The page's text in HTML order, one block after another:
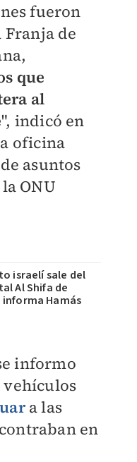
fueron
Franja de
que
al
", indicó en
oficina
asuntos
ONU
israelí sale del
Al Shifa de
informa Hamás
informo
vehículos
a las
en